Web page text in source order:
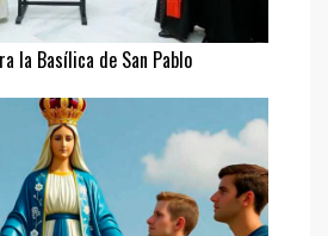
la Basílica de San Pablo